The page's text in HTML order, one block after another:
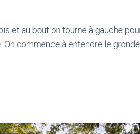
et au bout on tourne à gauche
On commence à entendre le